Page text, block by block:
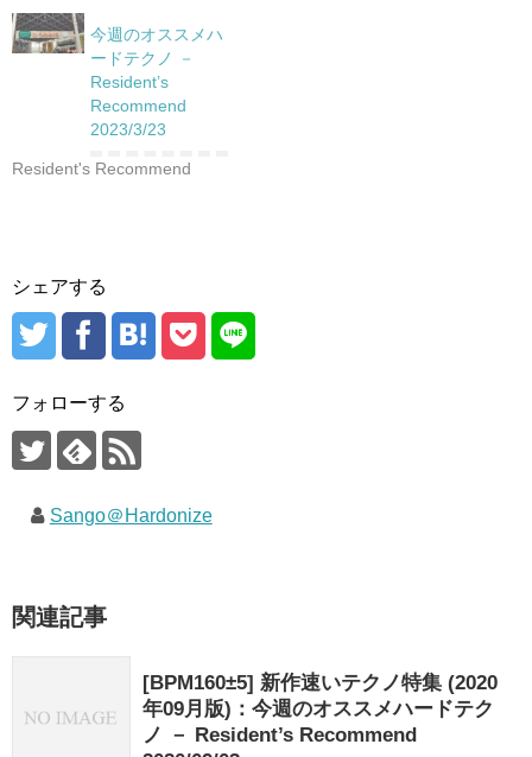
今週のオススメハ
ードテクノ －
Resident’s
Recommend
2023/3/23
Resident's Recommend
シェアする
フォローする
Sango＠Hardonize
関連記事
[BPM160±5] 新作速いテクノ特集 (2020
年09月版)：今週のオススメハードテク
ノ － Resident’s Recommend